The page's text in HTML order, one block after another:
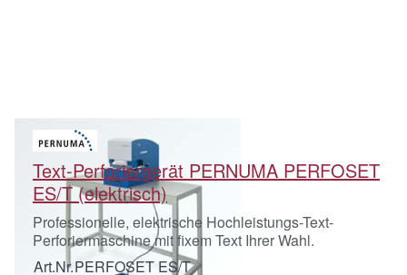
Text-Perforiergerät PERNUMA PERFOSET
ES/T (elektrisch)
Professionelle, elektrische Hochleistungs-Text-
Perforiermaschine mit fixem Text Ihrer Wahl.
Art.Nr.PERFOSET ES/T